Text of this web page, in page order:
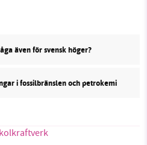
även för svensk höger?
i fossilbränslen och petrokemi